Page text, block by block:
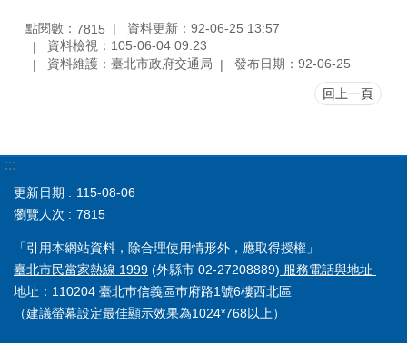
點閱數： 7815
資料更新：92-06-25 13:57
資料檢視：105-06-04 09:23
資料維護：臺北市政府交通局
發布日期：92-06-25
回上一頁
:::
更新日期
115-08-06
瀏覽人次
7815
「引用本網站資料，除合理使用情形外，應取得授權」
臺北市民當家熱線 1999 (外縣市 02-27208889) 服務電話與地址
地址：110204 臺北巿信義區巿府路1號6樓西北區
（建議螢幕設定最佳顯示效果為1024*768以上）